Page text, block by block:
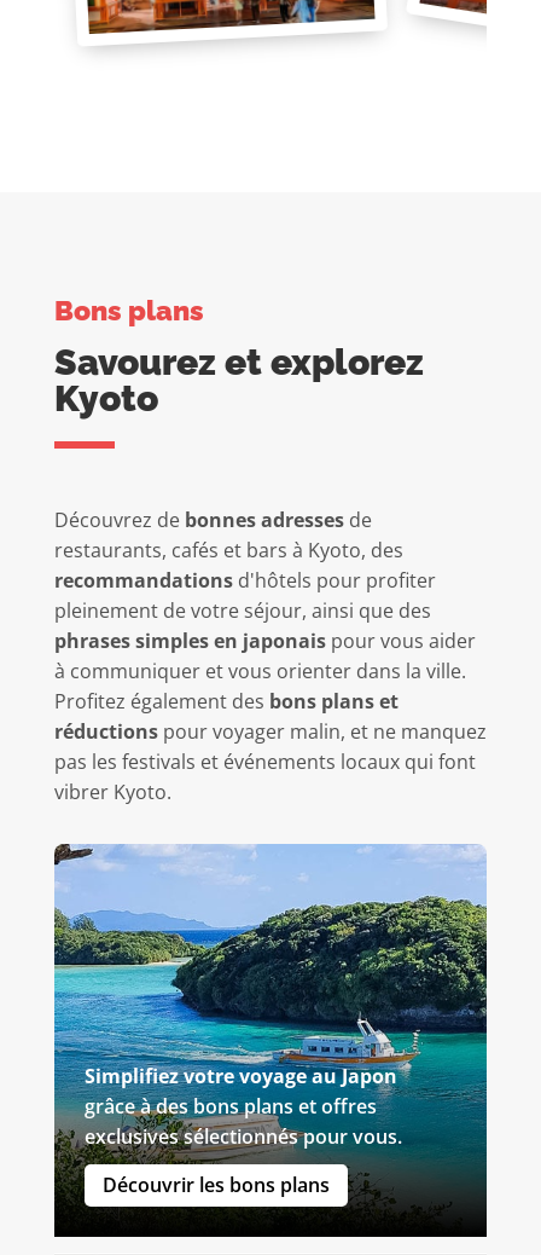
Bons plans
Savourez et explorez
Kyoto
Découvrez de bonnes adressesde
restaurants, cafés et bars à Kyoto, des
recommandationsd'hôtels pour profiter
pleinement de votre séjour, ainsi que des
phrases simples en japonaispour vous aider
à communiquer et vous orienter dans la ville.
Profitez également des bons plans et
réductionspour voyager malin, et ne manquez
pas les festivals et événements locaux qui font
vibrer Kyoto.
Simplifiez votre voyage au Japon
grâce à des bons plans et offres
exclusives sélectionnés pour vous.
Découvrir les bons plans